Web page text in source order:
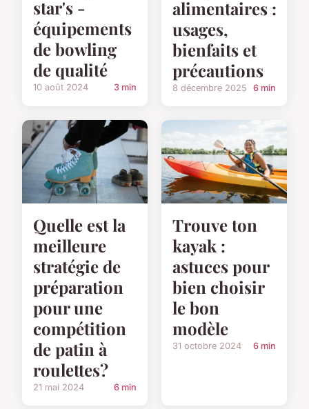
star's -
équipements
de bowling
de qualité
10 août 2024 3 min
alimentaires :
usages,
bienfaits et
précautions
8 décembre 2025 6 min
Quelle est la
meilleure
stratégie de
préparation
pour une
compétition
de patin à
roulettes?
21 mai 2024 6 min
Trouve ton
kayak :
astuces pour
bien choisir
le bon
modèle
31 octobre 2024 6 min